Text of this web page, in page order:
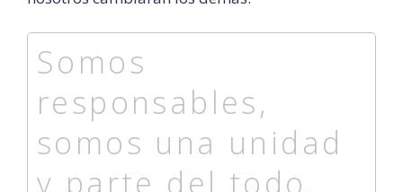
Somos
responsables,
somos una unidad
y parte del todo.